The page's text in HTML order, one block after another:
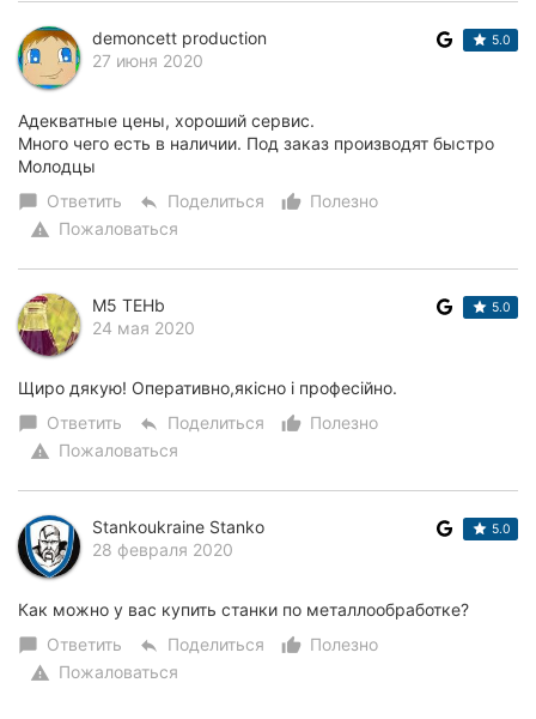
demoncett production
27 июня 2020
5.0
Адекватные цены, хороший сервис.
Много чего есть в наличии. Под заказ производят быстро
Молодцы
chat_bubble Ответить reply Поделиться thumb_up_alt
Полезно
warning Пожаловаться
M5 TEHb
24 мая 2020
5.0
Щиро дякую! Оперативно,якісно і професійно.
chat_bubble Ответить reply Поделиться thumb_up_alt
Полезно
warning Пожаловаться
Stankoukraine Stanko
28 февраля 2020
5.0
Как можно у вас купить станки по металлообработке?
chat_bubble Ответить reply Поделиться thumb_up_alt
Полезно
warning Пожаловаться